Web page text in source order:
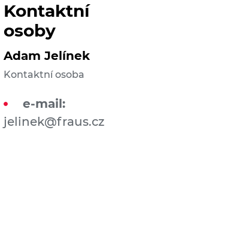
Kontaktní
osoby
Adam Jelínek
Kontaktní osoba
e-mail:
jelinek@fraus.cz